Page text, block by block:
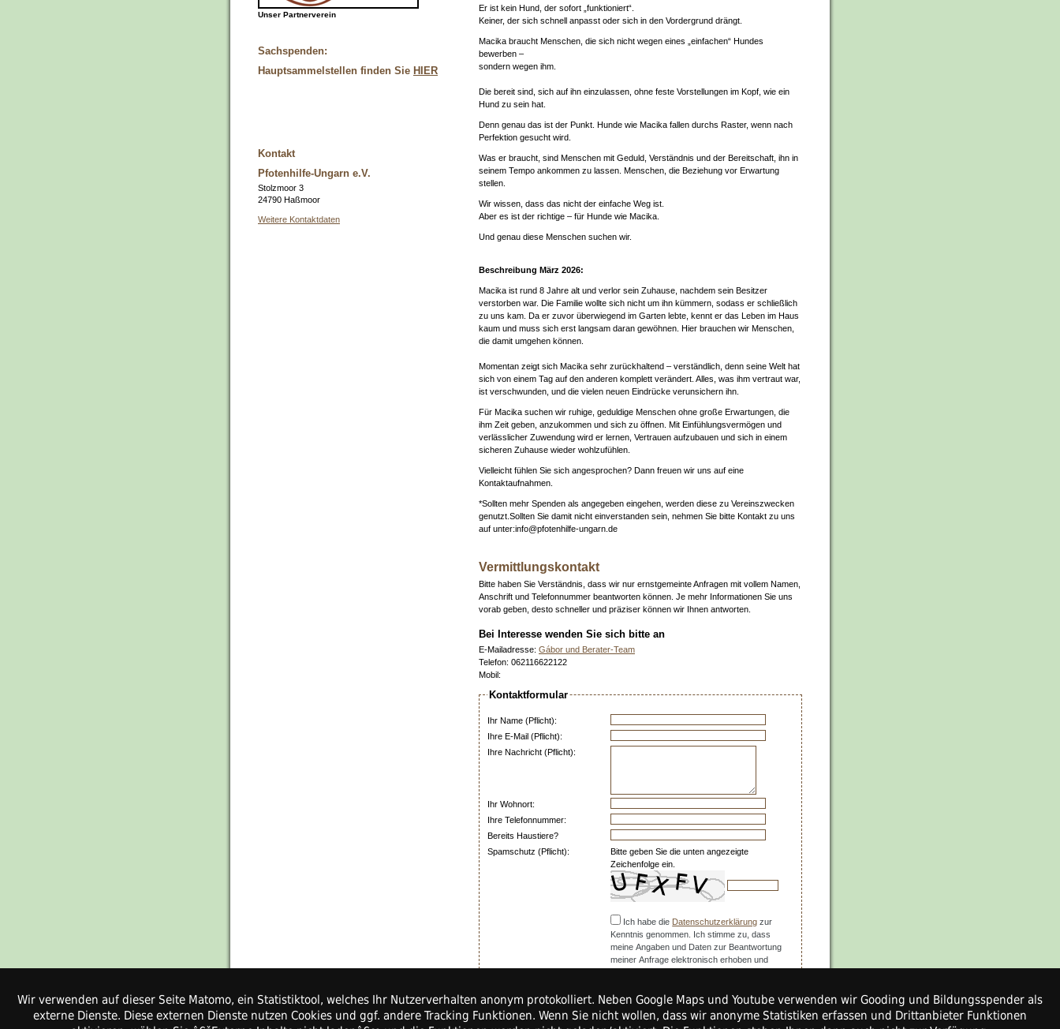
Unser Partnerverein
Sachspenden:
Hauptsammelstellen finden Sie HIER
Kontakt
Pfotenhilfe-Ungarn e.V.
Stolzmoor 3
24790 Haßmoor
Weitere Kontaktdaten
Er ist kein Hund, der sofort „funktioniert“.
Keiner, der sich schnell anpasst oder sich in den Vordergrund drängt.
Macika braucht Menschen, die sich nicht wegen eines „einfachen“ Hundes
bewerben –
sondern wegen ihm.
Die bereit sind, sich auf ihn einzulassen, ohne feste Vorstellungen im Kopf, wie ein
Hund zu sein hat.
Denn genau das ist der Punkt. Hunde wie Macika fallen durchs Raster, wenn nach
Perfektion gesucht wird.
Was er braucht, sind Menschen mit Geduld, Verständnis und der Bereitschaft, ihn in
seinem Tempo ankommen zu lassen. Menschen, die Beziehung vor Erwartung
stellen.
Wir wissen, dass das nicht der einfache Weg ist.
Aber es ist der richtige – für Hunde wie Macika.
Und genau diese Menschen suchen wir.
Beschreibung März 2026:
Macika ist rund 8 Jahre alt und verlor sein Zuhause, nachdem sein Besitzer
verstorben war. Die Familie wollte sich nicht um ihn kümmern, sodass er schließlich
zu uns kam. Da er zuvor überwiegend im Garten lebte, kennt er das Leben im Haus
kaum und muss sich erst langsam daran gewöhnen. Hier brauchen wir Menschen,
die damit umgehen können.
Momentan zeigt sich Macika sehr zurückhaltend – verständlich, denn seine Welt hat
sich von einem Tag auf den anderen komplett verändert. Alles, was ihm vertraut war,
ist verschwunden, und die vielen neuen Eindrücke verunsichern ihn.
Für Macika suchen wir ruhige, geduldige Menschen ohne große Erwartungen, die
ihm Zeit geben, anzukommen und sich zu öffnen. Mit Einfühlungsvermögen und
verlässlicher Zuwendung wird er lernen, Vertrauen aufzubauen und sich in einem
sicheren Zuhause wieder wohlzufühlen.
Vielleicht fühlen Sie sich angesprochen? Dann freuen wir uns auf eine
Kontaktaufnahmen.
*Sollten mehr Spenden als angegeben eingehen, werden diese zu Vereinszwecken
genutzt.Sollten Sie damit nicht einverstanden sein, nehmen Sie bitte Kontakt zu uns
auf unter:info@pfotenhilfe-ungarn.de
Vermittlungskontakt
Bitte haben Sie Verständnis, dass wir nur ernstgemeinte Anfragen mit vollem Namen,
Anschrift und Telefonnummer beantworten können. Je mehr Informationen Sie uns
vorab geben, desto schneller und präziser können wir Ihnen antworten.
Bei Interesse wenden Sie sich bitte an
E-Mailadresse: Gábor und Berater-Team
Telefon: 062116622122
Mobil:
Kontaktformular
Ihr Name (Pflicht):
Ihre E-Mail (Pflicht):
Ihre Nachricht (Pflicht):
Ihr Wohnort:
Ihre Telefonnummer:
Bereits Haustiere?
Spamschutz (Pflicht):
Bitte geben Sie die unten angezeigte
Zeichenfolge ein.
Ich habe die Datenschutzerklärung zur
Kenntnis genommen. Ich stimme zu, dass
meine Angaben und Daten zur Beantwortung
meiner Anfrage elektronisch erhoben und
Wir verwenden auf dieser Seite Matomo, ein Statistiktool, welches Ihr Nutzerverhalten anonym protokolliert. Neben Google Maps und Youtube verwenden wir Gooding und Bildungsspender als
externe Dienste. Diese externen Dienste nutzen Cookies und ggf. andere Tracking Funktionen. Wenn Sie nicht wollen, dass wir anonyme Statistiken erfassen und Drittanbieter Funktionen